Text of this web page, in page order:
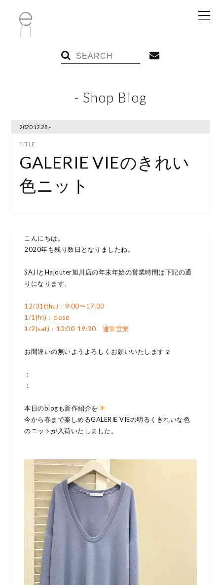
- Shop Blog
2020.12.28 -
GALERIE VIEのきれい
色ニット
こんにちは。
2020年も残り数日となりましたね。
SAJIとHajouter旭川店の年末年始の営業時間は下記の通
りになります。
12/31(thu)：9:00〜17:00
1/1(fri)：close
1/2(sat)：10:00-19:30 通常営業
お間違いの無いようよろしくお願いいたします☺︎
：
：
本日のblogも新作紹介を
今から春まで楽しめるGALERIE VIEの明るくきれいな色
のニットが入荷いたしました。